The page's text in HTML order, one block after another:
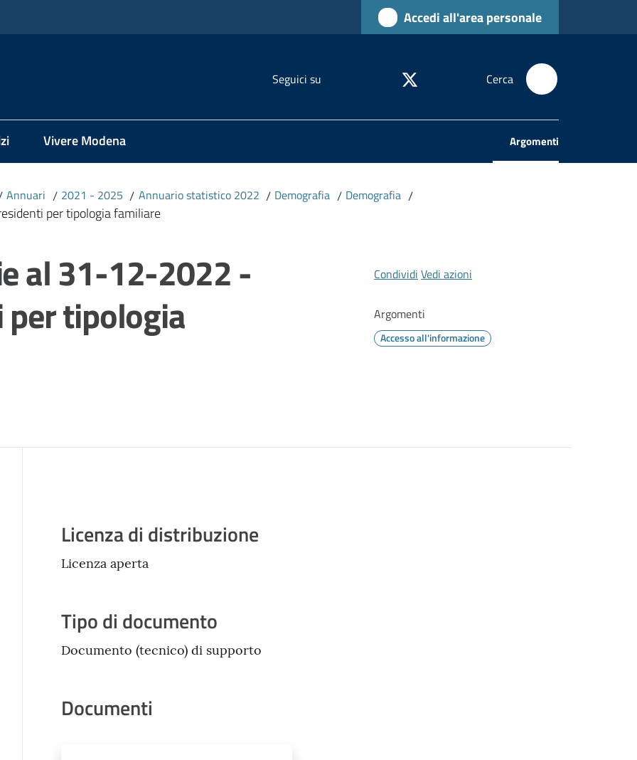
Accedi all'area personale
Seguici su Cerca
Vivere Modena Argomenti
Menu selezionato
Annuari / 2021 - 2025 / Annuario statistico 2022 / Demografia / Demografia /
per tipologia familiare
al 31-12-2022 -
tipologia
Condividi Vedi azioni
Argomenti
Accesso all'informazione
Descrizione
Licenza di distribuzione
Licenza aperta
Tipo di documento
Documento (tecnico) di supporto
Documenti